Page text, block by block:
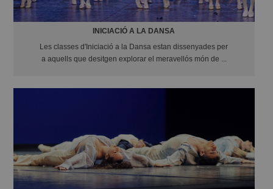
INICIACIÓ A LA DANSA
Les classes d'Iniciació a la Dansa estan dissenyades per
a aquells que desitgen explorar el meravellós món de ...